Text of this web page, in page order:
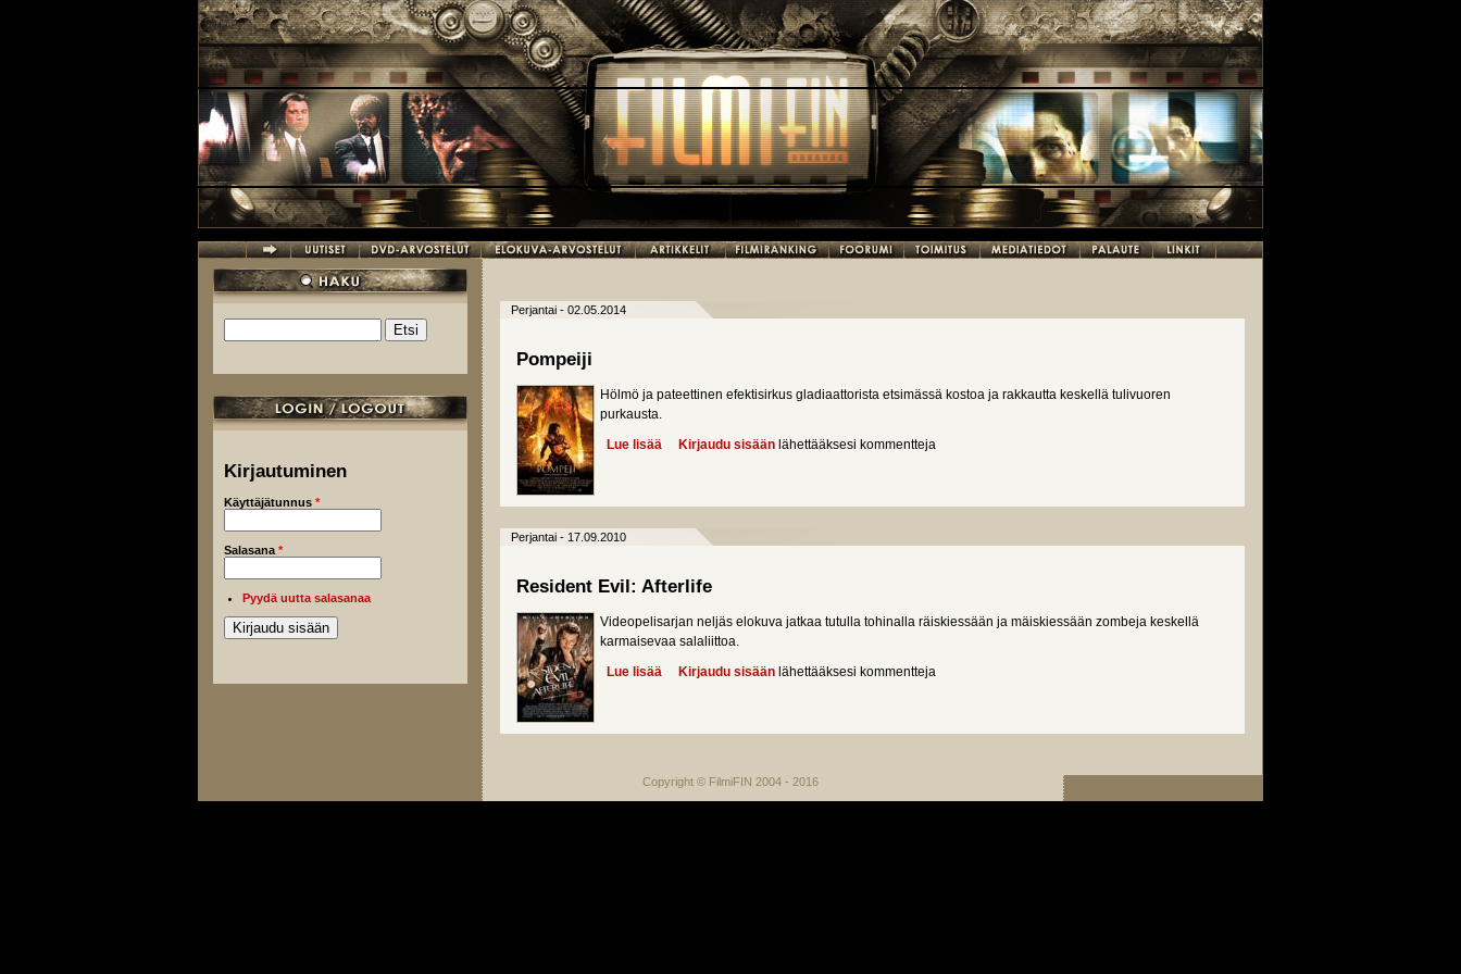
Hakulomake
Kirjautuminen
Käyttäjätunnus *
Salasana *
Pyydä uutta salasanaa
Perjantai - 02.05.2014
Pompeiji
Hölmö ja pateettinen efektisirkus gladiaattorista etsimässä kostoa ja rakkautta keskellä tulivuoren
purkausta.
Lue lisää about Pompeiji
Kirjaudu sisään lähettääksesi kommentteja
Perjantai - 17.09.2010
Resident Evil: Afterlife
Videopelisarjan neljäs elokuva jatkaa tutulla tohinalla räiskiessään ja mäiskiessään zombeja keskellä
karmaisevaa salaliittoa.
Lue lisää about Resident Evil: Afterlife
Kirjaudu sisään lähettääksesi kommentteja
Copyright © FilmiFIN 2004 - 2016